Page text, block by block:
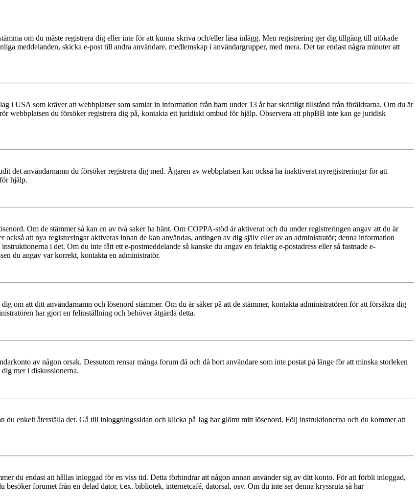
om du måste registrera dig eller inte för att kunna skriva och/eller läsa inlägg. Men registrering ger dig tillgång till utökade
meddelanden, skicka e-post till andra användare, medlemskap i användargrupper, med mera. Det tar endast några minuter att
i USA som kräver att webbplatser som samlar in information från barn under 13 år har skriftligt tillstånd från föräldrarna. Om du är
webbplatsen du försöker registrera dig på, kontakta ett juridiskt ombud för hjälp. Observera att phpBB inte kan ge juridisk
det användarnamn du försöker registrera dig med. Ägaren av webbplatsen kan också ha inaktiverat nyregistreringar för att
hjälp.
Om de stämmer så kan en av två saker ha hänt. Om COPPA-stöd är aktiverat och du under registreringen angav att du är
att nya registreringar aktiveras innan de kan användas, antingen av dig själv eller av an administratör; denna information
i det. Om du inte fått ett e-postmeddelande så kanske du angav en felaktig e-postadress eller så fastnade e-
du angav var korrekt, kontakta en administratör.
om att ditt användarnamn och lösenord stämmer. Om du är säker på att de stämmer, kontakta administratören för att försäkra dig
har gjort en felinställning och behöver åtgärda detta.
av någon orsak. Dessutom rensar många forum då och då bort användare som inte postat på länge för att minska storleken
mer i diskussionerna.
du enkelt återställa det. Gå till inloggningssidan och klicka på Jag har glömt mitt lösenord. Följ instruktionerna och du kommer att
du endast att hållas inloggad för en viss tid. Detta förhindrar att någon annan använder sig av ditt konto. För att förbli inloggad,
forumet från en delad dator, t.ex. bibliotek, internetcafé, datorsal, osv. Om du inte ser denna kryssruta så har